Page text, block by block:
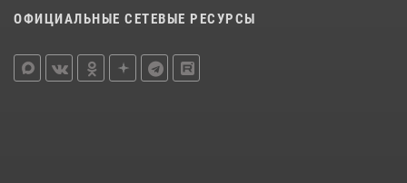
ОФИЦИАЛЬНЫЕ СЕТЕВЫЕ РЕСУРСЫ